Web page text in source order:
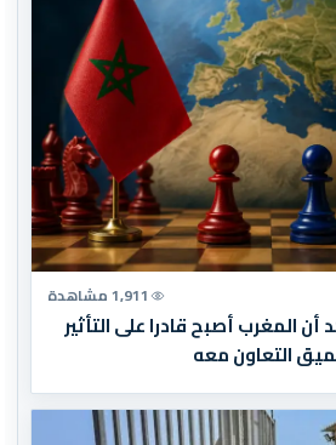
1,911 مشاهدة
أن المغرب أصبح قادرا على التأثير
التعاون معه